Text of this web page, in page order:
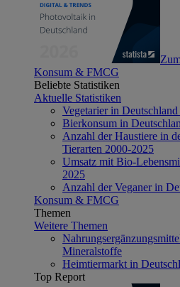
Konsum & FMCG
Beliebte Statistiken
Aktuelle Statistiken
Vegetarier in
Bierkonsum in
Anzahl der Haustiere in
Tierarten 2000-2025
Umsatz mit Bio-
2025
Anzahl der Veganer in
Konsum & FMCG
Themen
Weitere Themen
Mineralstoffe
Heimtiermarkt in
Top Report